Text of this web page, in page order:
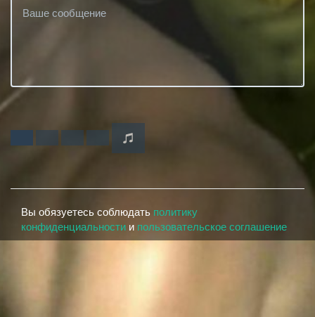
Вы обязуетесь соблюдать политику
конфиденциальности и пользовательское соглашение